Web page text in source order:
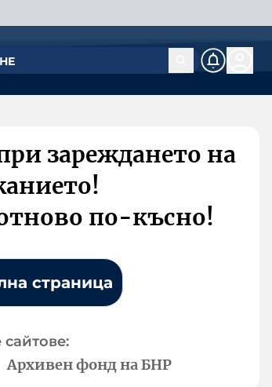
зареждането на
по-късно!
страница
Архивен фонд на БНР